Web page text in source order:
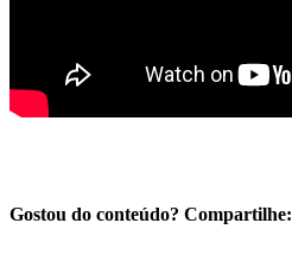
Gostou do conteúdo? Compartilhe: